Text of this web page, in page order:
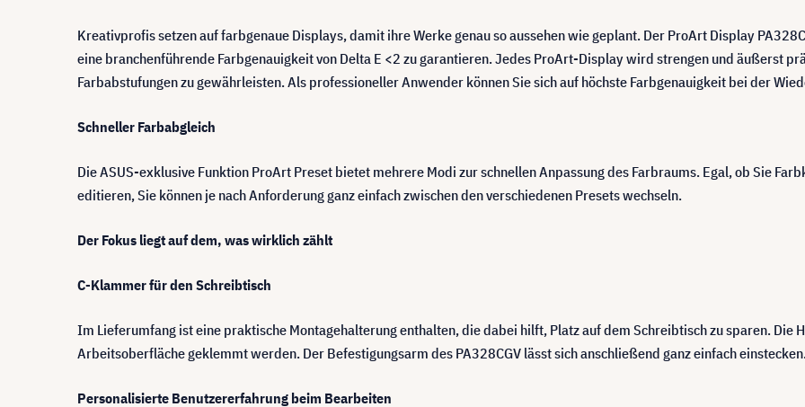
Kreativprofis setzen auf farbgenaue Displays, damit ihre Werke genau so aussehen wie geplant. Der ProArt Display
eine branchenführende Farbgenauigkeit von Delta E <2 zu garantieren. Jedes ProArt-Display wird strengen und äußerst
Farbabstufungen zu gewährleisten. Als professioneller Anwender können Sie sich auf höchste Farbgenauigkeit bei der
Schneller Farbabgleich
Die ASUS-exklusive Funktion ProArt Preset bietet mehrere Modi zur schnellen Anpassung des Farbraums. Egal, ob Sie
editieren, Sie können je nach Anforderung ganz einfach zwischen den verschiedenen Presets wechseln.
Der Fokus liegt auf dem, was wirklich zählt
C-Klammer für den Schreibtisch
Im Lieferumfang ist eine praktische Montagehalterung enthalten, die dabei hilft, Platz auf dem Schreibtisch zu sparen. Die
Arbeitsoberfläche geklemmt werden. Der Befestigungsarm des PA328CGV lässt sich anschließend ganz einfach
Personalisierte Benutzererfahrung beim Bearbeiten